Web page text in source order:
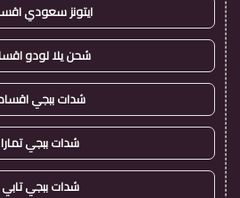
ايتونز سعودي
شحن يلا لودو
شدات ببجي
شدات ببجي تمارا
شدات ببجي تابي